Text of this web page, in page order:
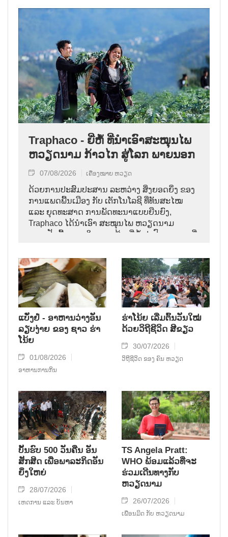
Traphaco - ຍີ່ຫໍ້ ທີ່ນຳເອົາສະໝຸນໄພ
ຫວຽດນາມ ກ້າວໄກ ສູ່ໂລກ ພາຍນອກ
07/08/2026 ເຄື່ອງໝາຍ ຫວຽດ
ດ້ວຍການປະສົມປະສານ ລະຫວ່າງ ສິ່ງຍອດຍິ່ງ ຂອງ
ການແພດພື້ນເມືອງ ກັບ ເຕັກໂນໂລຊີ ທີ່ທັນສະໄໝ
ແລະ ຍຸດທະສາດ ການພັດທະນາແບບຍືນຍົງ,
Traphaco ໄດ້ນຳເອົາ ສະໝຸນໄພ ຫວຽດນາມ
ກາຍເປັນພື້ນຖານ ໃນການ ສ້າງຍີ່ຫໍ້ ຢາປົວພະຍາດ ທີ່
ຕະຫຼາດສາກົນ.
ແບັ໋ງຢໍ່ - ອາຫານວ່າງອັນ
ລຽບງ່າຍ ຂອງ ຊາວ ຮ່າ
ໂນ້ຍ
01/08/2026
ອາຫານການກິນ
ຮ່າໂນ້ຍ ເລີ່ມຕົ້ນວັນໃໝ່
ດ້ວຍວິຖີຊີວິດ ສີຂຽວ
30/07/2026
ວິຖີຊີວິດ ຂອງ ຄົນ ຫວຽດ
ບັ້ນຮົບ 500 ວັນຄືນ ອັນ
ສັກສິດ ເພື່ອພາລະກິດອັນ
ຍິ່ງໃຫຍ່
28/07/2026
ເຫດການ ແລະ ບັນຫາ
TS Angela Pratt:
WHO ພ້ອມແລ້ວທີ່ຈະ
ຮ່ວມເດີນທາງກັບ
ຫວຽດນາມ
26/07/2026
ເພື່ອນມິດ ກັບ ຫວຽດນາມ